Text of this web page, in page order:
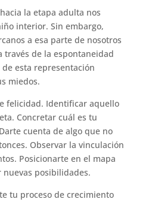
la etapa adulta nos
interior. Sin embargo,
a esa parte de nosotros
través de la espontaneidad
esta representación
miedos.
felicidad. Identificar aquello
Concretar cuál es tu
cuenta de algo que no
Observar la vinculación
Posicionarte en el mapa
posibilidades.
tu proceso de crecimiento